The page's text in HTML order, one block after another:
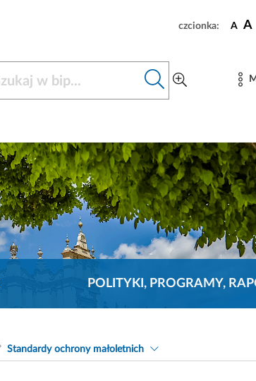
czcionka: A A
POLITYKI, PROGRAMY,
Standardy ochrony małoletnich